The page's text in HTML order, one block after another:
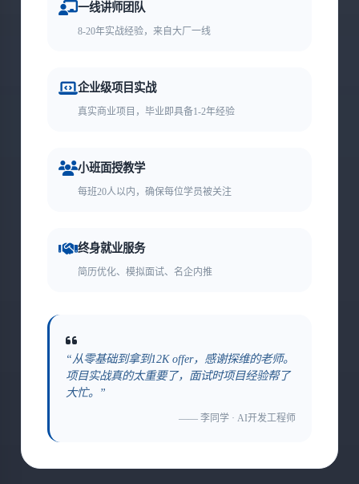
一线讲师团队
8-20年实战经验，来自大厂一线
企业级项目实战
真实商业项目，毕业即具备1-2年经验
小班面授教学
每班20人以内，确保每位学员被关注
终身就业服务
简历优化、模拟面试、名企内推
“从零基础到拿到12K offer，感谢探维的老师。
项目实战真的太重要了，面试时项目经验帮了
大忙。”
—— 李同学 · AI开发工程师